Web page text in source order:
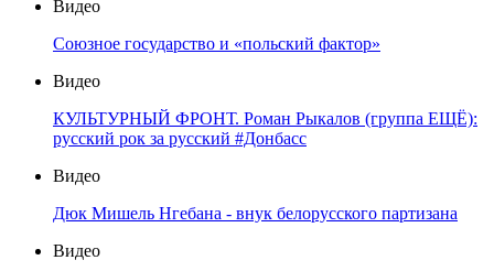
Видео
Союзное государство и «польский фактор»
Видео
КУЛЬТУРНЫЙ ФРОНТ. Роман Рыкалов (группа ЕЩЁ):
русский рок за русский #Донбасс
Видео
Дюк Мишель Нгебана - внук белорусского партизана
Видео